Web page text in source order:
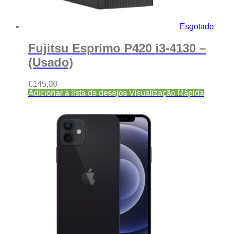
Esgotado
Fujitsu Esprimo P420 i3-4130 –
(Usado)
€145,00
Adicionar a lista de desejos Visualização Rápida